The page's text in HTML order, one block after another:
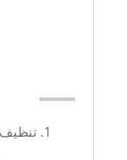
1. تنظيف وصيانة الجدار الخارجي للمبنى الشاهق.